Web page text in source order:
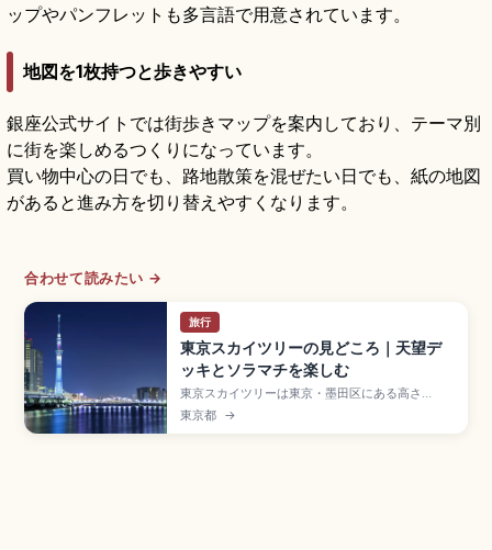
ップやパンフレットも多言語で用意されています。
地図を1枚持つと歩きやすい
銀座公式サイトでは街歩きマップを案内しており、テーマ別
に街を楽しめるつくりになっています。
買い物中心の日でも、路地散策を混ぜたい日でも、紙の地図
があると進み方を切り替えやすくなります。
合わせて読みたい →
旅行
東京スカイツリーの見どころ｜天望デ
ッキとソラマチを楽しむ
東京スカイツリーは東京・墨田区にある高さ
634mの電波塔で、2012年開業のランドマーク。
地上350mの天望デッキ(平日2,400円)、地上
東京都 →